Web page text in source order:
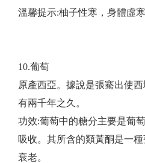
溫馨提示:柚子性寒，身體虛
10.葡萄
原產西亞。據說是張騫出使
有兩千年之久。
功效:葡萄中的糖分主要是葡
吸收。其所含的類黃酮是一
衰老。